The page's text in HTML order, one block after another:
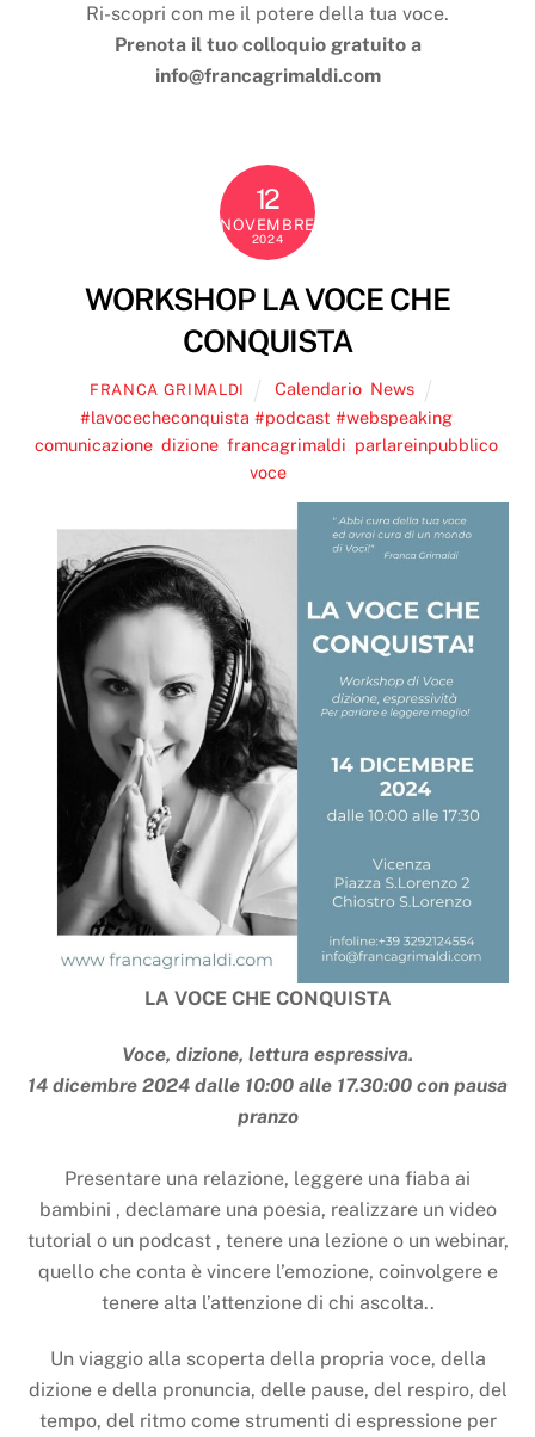
Ri-scopri con me il potere della tua voce.
Prenota il tuo colloquio gratuito a
info@francagrimaldi.com
12
NOVEMBRE
2024
WORKSHOP LA VOCE CHE
CONQUISTA
FRANCA GRIMALDI Calendario News
#lavocecheconquista #podcast #webspeaking,
comunicazione, dizione, francagrimaldi parlareinpubblico,
voce
LA VOCE CHE CONQUISTA
Voce, dizione, lettura espressiva.
14 dicembre 2024 dalle 10:00 alle 17.30:00 con pausa
pranzo
Presentare una relazione, leggere una fiaba ai
bambini , declamare una poesia, realizzare un video
tutorial o un podcast , tenere una lezione o un webinar,
quello che conta è vincere l’emozione, coinvolgere e
tenere alta l’attenzione di chi ascolta..
Un viaggio alla scoperta della propria voce, della
dizione e della pronuncia, delle pause, del respiro, del
tempo, del ritmo come strumenti di espressione per